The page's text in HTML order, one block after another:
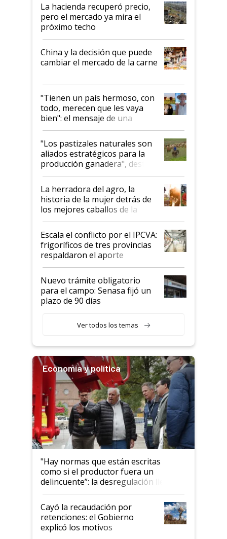
La hacienda recuperó precio,
pero el mercado ya mira el
próximo techo
China y la decisión que puede
cambiar el mercado de la carne
"Tienen un país hermoso, con
todo, merecen que les vaya
bien": el mensaje de una
ganadera uruguaya sobre las
oportunidades que se abren
para el agro en Argentina, con
foco en la carne
"Los pastizales naturales son
aliados estratégicos para la
producción ganadera", destaca
la iniciativa que ya reúne a 46
establecimientos en Argentina
La herradora del agro, la
historia de la mujer detrás de
los mejores caballos de la
Argentina y los mitos que
todavía hacen sufrir a estos
animales: "Mientras me
descalificaban, yo seguí
haciendo currículum"
Escala el conflicto por el IPCVA:
frigoríficos de tres provincias
respaldaron el aporte
obligatorio
Nuevo trámite obligatorio
para el campo: Senasa fijó un
plazo de 90 días
Ver todos los temas
Economía y política
"Hay normas que están escritas
como si el productor fuera un
delincuente”: la desregulación llegó
al Congreso Aapresid y hasta se
habló del financiamiento al IPCVA
Cayó la recaudación por
retenciones: el Gobierno
explicó los motivos